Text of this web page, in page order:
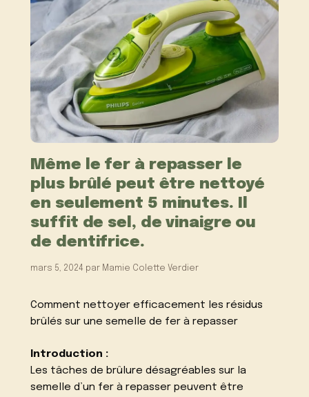
Même le fer à repasser le
plus brûlé peut être nettoyé
en seulement 5 minutes. Il
suffit de sel, de vinaigre ou
de dentifrice.
mars 5, 2024 par Mamie Colette Verdier
Comment nettoyer efficacement les résidus
brûlés sur une semelle de fer à repasser
Introduction :
Les tâches de brûlure désagréables sur la
semelle d’un fer à repasser peuvent être